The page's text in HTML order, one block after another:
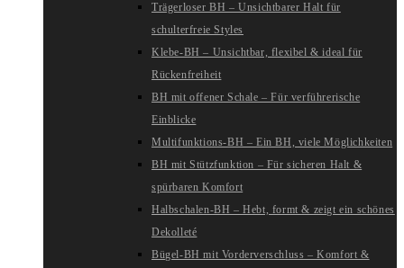
Trägerloser BH – Unsichtbarer Halt für
schulterfreie Styles
Klebe-BH – Unsichtbar, flexibel & ideal für
Rückenfreiheit
BH mit offener Schale – Für verführerische
Einblicke
Multifunktions-BH – Ein BH, viele Möglichkeiten
BH mit Stützfunktion – Für sicheren Halt &
spürbaren Komfort
Halbschalen-BH – Hebt, formt & zeigt ein schönes
Dekolleté
Bügel-BH mit Vorderverschluss – Komfort &